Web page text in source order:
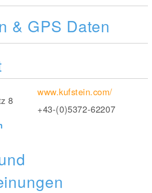
& GPS Daten
8
www.kufstein.com/
+43-(0)5372-62207